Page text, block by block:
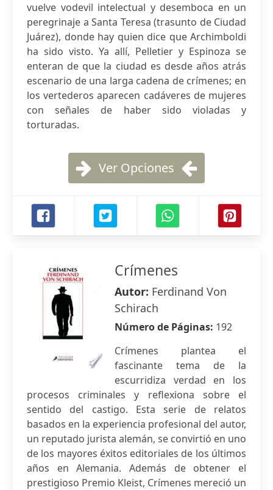
vuelve vodevil intelectual y desemboca en un
peregrinaje a Santa Teresa (trasunto de Ciudad
Juárez), donde hay quien dice que Archimboldi
ha sido visto. Ya allí, Pelletier y Espinoza se
enteran de que la ciudad es desde años atrás
escenario de una larga cadena de crímenes; en
los vertederos aparecen cadáveres de mujeres
con señales de haber sido violadas y
torturadas.
Ver Opciones
Crímenes
Autor: Ferdinand Von
Schirach
Número de Páginas: 192
Crímenes plantea el
fascinante tema de la
escurridiza verdad en los
procesos criminales y reflexiona sobre el
sentido del castigo. Esta serie de relatos
basados en la experiencia profesional del autor,
un reputado jurista alemán, se convirtió en uno
de los mayores éxitos editoriales de los últimos
años en Alemania. Además de obtener el
prestigioso Premio Kleist, Crímenes mereció un